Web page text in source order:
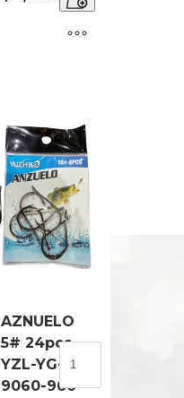
YG-
9065-
AZNUELO
5# 24pcs
YZL-YG-
9060-960
AZNUELO
5#
24pcs